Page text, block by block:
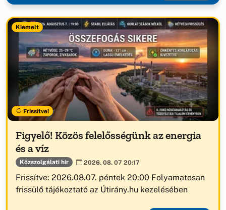
Kiemelt
Frissítve!
Figyelő! Közös felelősségünk az energia
és a víz
Közszolgálati hír 2026. 08. 07 20:17
Frissítve: 2026.08.07. péntek 20:00 Folyamatosan
frissülő tájékoztató az Útirány.hu kezelésében